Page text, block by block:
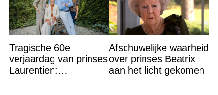
Tragische 60e
verjaardag van prinses
Laurentien:
Afschuwelijke waarheid
over prinses Beatrix
aan het licht gekomen